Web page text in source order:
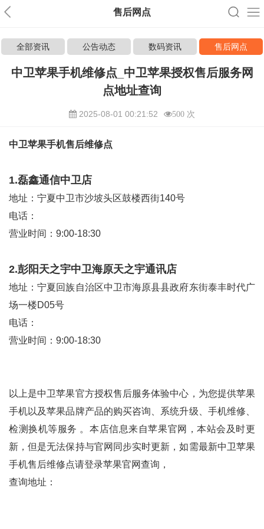
售后网点
全部资讯 公告动态 数码资讯 售后网点
中卫苹果手机维修点_中卫苹果授权售后服务网
点地址查询
2025-08-01 00:21:52 500 次
中卫苹果手机售后维修点
1.磊鑫通信中卫店
地址：宁夏中卫市沙坡头区鼓楼西街140号
电话：
营业时间：9:00-18:30
2.彭阳天之宇中卫海原天之宇通讯店
地址：宁夏回族自治区中卫市海原县县政府东街泰丰时代广
场一楼D05号
电话：
营业时间：9:00-18:30
以上是中卫苹果官方授权售后服务体验中心，为您提供苹果
手机以及苹果品牌产品的购买咨询、系统升级、手机维修、
检测换机等服务 。本店信息来自苹果官网，本站会及时更
新，但是无法保持与官网同步实时更新，如需最新中卫苹果
手机售后维修点请登录苹果官网查询，
查询地址：